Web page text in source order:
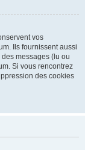
vos
Ils fournissent aussi
messages (lu ou
Si vous rencontrez
des cookies